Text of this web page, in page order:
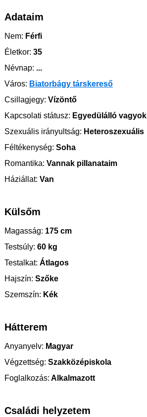
Adataim
Nem: Férfi
Életkor: 35
Névnap: ...
Város: Biatorbágy társkereső
Csillagjegy: Vízöntő
Kapcsolati státusz: Egyedülálló vagyok
Szexuális irányultság: Heteroszexuális
Féltékenység: Soha
Romantika: Vannak pillanataim
Háziállat: Van
Külsőm
Magasság: 175 cm
Testsúly: 60 kg
Testalkat: Átlagos
Hajszín: Szőke
Szemszín: Kék
Hátterem
Anyanyelv: Magyar
Végzettség: Szakközépiskola
Foglalkozás: Alkalmazott
Családi helyzetem